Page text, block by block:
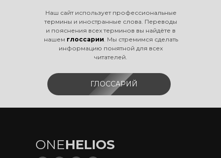
Наш сайт использует профессиональные
термины и иностранные слова. Переводы
и пояснения всех терминов вы найдёте в
нашем глоссарии. Мы стремимся сделать
информацию понятной для всех
читателей.
ГЛОССАРИЙ
ONEHELIOS